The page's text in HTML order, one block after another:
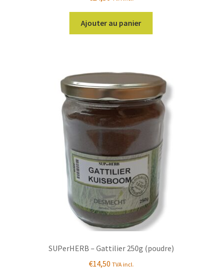
Ajouter au panier
SUPerHERB – Gattilier 250g (poudre)
€14,50 TVA incl.